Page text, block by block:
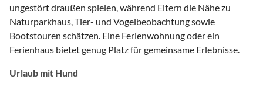
ungestört draußen spielen, während Eltern die Nähe zu
Naturparkhaus, Tier- und Vogelbeobachtung sowie
Bootstouren schätzen. Eine Ferienwohnung oder ein
Ferienhaus bietet genug Platz für gemeinsame Erlebnisse.
Urlaub mit Hund